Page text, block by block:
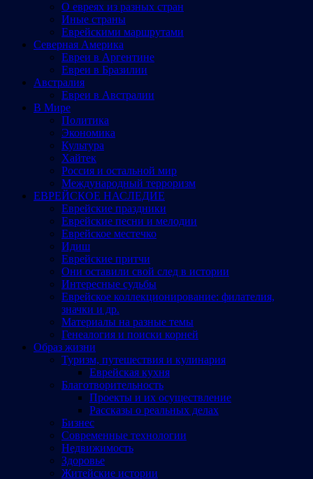
О евреях из разных стран
Иные страны
Еврейскими маршрутами
Северная Америка
Евреи в Аргентине
Евреи в Бразилии
Австралия
Евреи в Австралии
В Мире
Политика
Экономика
Культура
Хайтек
Россия и остальной мир
Международный терроризм
ЕВРЕЙСКОЕ НАСЛЕДИЕ
Еврейские праздники
Еврейские песни и мелодии
Еврейское местечко
Идиш
Еврейские притчи
Они оставили свой след в истории
Интересные судьбы
Еврейское коллекционирование: филателия,
значки и др.
Материалы на разные темы
Генеалогия и поиски корней
Образ жизни
Туризм, путешествия и кулинария
Еврейская кухня
Благотворительность
Проекты и их осуществление
Рассказы о реальных делах
Бизнес
Современные технологии
Недвижимость
Здоровье
Житейские истории